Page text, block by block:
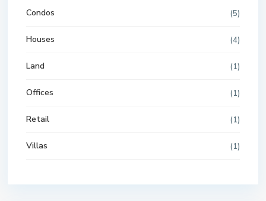
Condos (5)
Houses (4)
Land (1)
Offices (1)
Retail (1)
Villas (1)